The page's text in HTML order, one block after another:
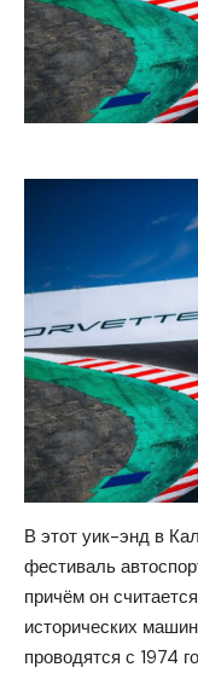
В этот уик-энд в
фестиваль
причём он
исторических
проводятся с 1974